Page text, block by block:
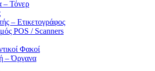
– Τόνερ
– Ετικετογράφος
POS / Scanners
Φακοί
– Όργανα